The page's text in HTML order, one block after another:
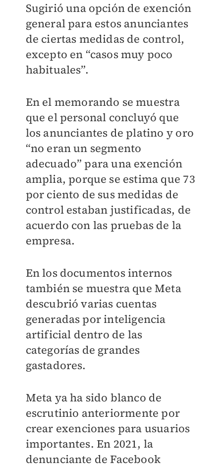
Sugirió una opción de exención
general para estos anunciantes
de ciertas medidas de control,
excepto en “casos muy poco
habituales”.
En el memorando se muestra
que el personal concluyó que
los anunciantes de platino y oro
“no eran un segmento
adecuado” para una exención
amplia, porque se estima que 73
por ciento de sus medidas de
control estaban justificadas, de
acuerdo con las pruebas de la
empresa.
En los documentos internos
también se muestra que Meta
descubrió varias cuentas
generadas por inteligencia
artificial dentro de las
categorías de grandes
gastadores.
Meta ya ha sido blanco de
escrutinio anteriormente por
crear exenciones para usuarios
importantes. En 2021, la
denunciante de Facebook